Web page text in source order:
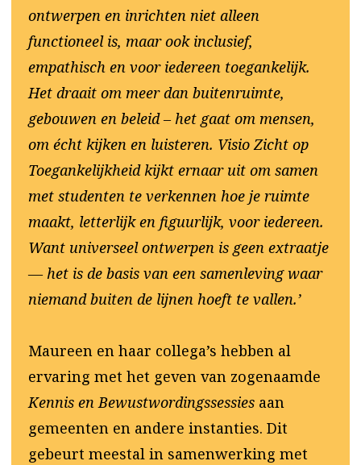
ontwerpen en inrichten niet alleen
functioneel is, maar ook inclusief,
empathisch en voor iedereen toegankelijk.
Het draait om meer dan buitenruimte,
gebouwen en beleid – het gaat om mensen,
om écht kijken en luisteren. Visio Zicht op
Toegankelijkheid kijkt ernaar uit om samen
met studenten te verkennen hoe je ruimte
maakt, letterlijk en figuurlijk, voor iedereen.
Want universeel ontwerpen is geen extraatje
— het is de basis van een samenleving waar
niemand buiten de lijnen hoeft te vallen.’
Maureen en haar collega’s hebben al
ervaring met het geven van zogenaamde
Kennis en Bewustwordingssessies aan
gemeenten en andere instanties. Dit
gebeurt meestal in samenwerking met